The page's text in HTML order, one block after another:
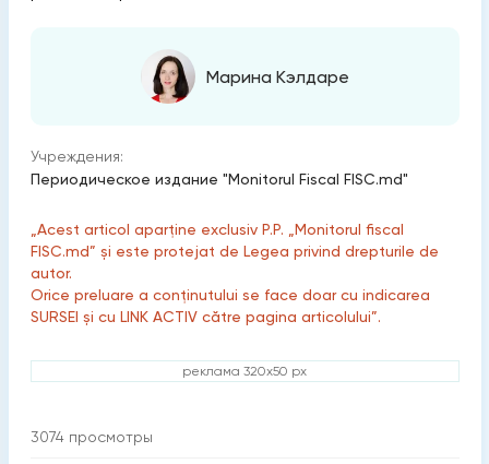
Марина Кэлдаре
Учреждения:
Периодическое издание "Monitorul Fiscal FISC.md"
„Acest articol aparține exclusiv P.P. „Monitorul fiscal
FISC.md” și este protejat de Legea privind drepturile de
autor.
Orice preluare a conținutului se face doar cu indicarea
SURSEI și cu LINK ACTIV către pagina articolului”.
реклама 320x50 px
3074 просмотры